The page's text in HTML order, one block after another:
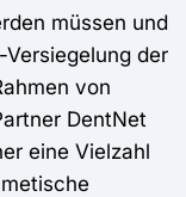
müssen und
Versiegelung der
von
DentNet
eine Vielzahl